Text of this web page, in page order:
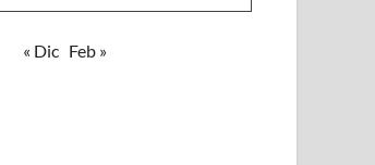
« Dic Feb »